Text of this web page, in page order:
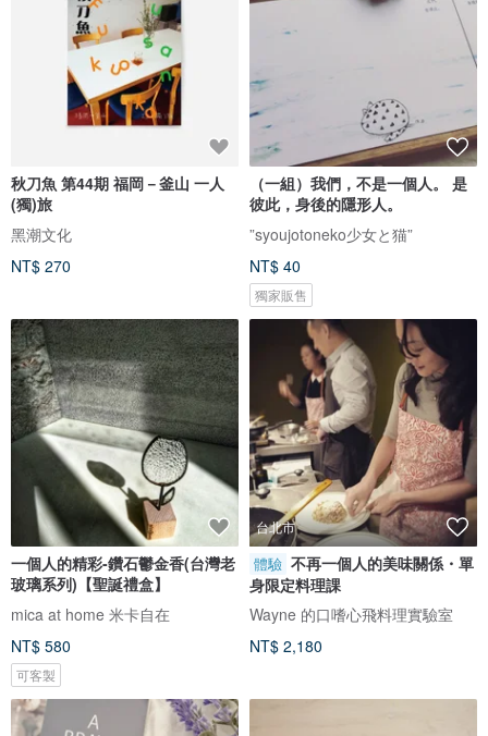
秋刀魚 第44期 福岡－釜山 一人
(獨)旅
黑潮文化
NT$ 270
（一組）我們，不是一個人。 是
彼此，身後的隱形人。
”syoujotoneko少女と猫”
NT$ 40
獨家販售
一個人的精彩-鑽石鬱金香(台灣老
玻璃系列)【聖誕禮盒】
mica at home 米卡自在
NT$ 580
可客製
台北市
體驗 不再一個人的美味關係・單
身限定料理課
Wayne 的口嗜心飛料理實驗室
NT$ 2,180